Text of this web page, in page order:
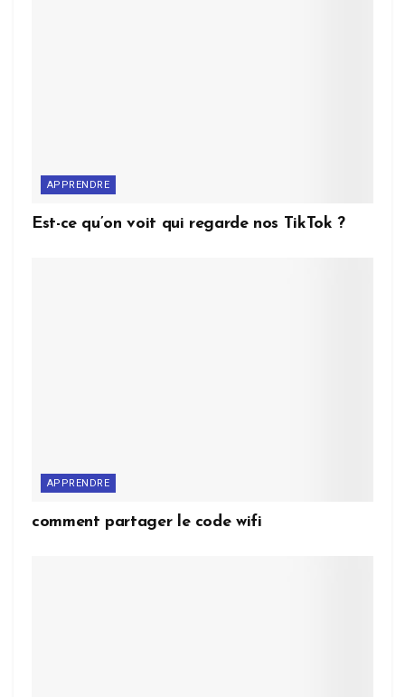
APPRENDRE
Est-ce qu’on voit qui regarde nos TikTok ?
APPRENDRE
comment partager le code wifi